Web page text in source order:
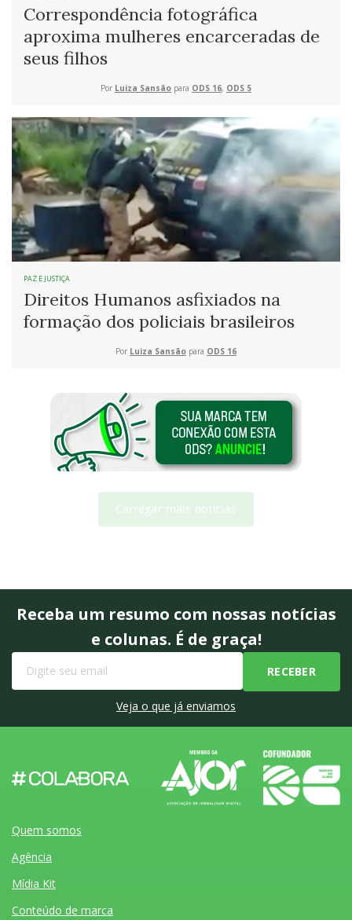
Correspondência fotográfica
aproxima mulheres encarceradas de
seus filhos
Por Luiza Sansão para ODS 16, ODS 5
PAZ E JUSTIÇA
Direitos Humanos asfixiados na
formação dos policiais brasileiros
Por Luiza Sansão para ODS 16
Carregar mais notícias
Receba um resumo com nossas notícias
e colunas. É de graça!
Veja o que já enviamos
Quem somos
Agência
Mídia Kit
Conteúdo de marca